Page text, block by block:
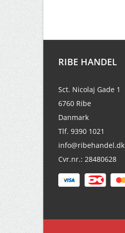
RIBE HANDEL
Sct. Nicolaj Gade 1
6760 Ribe
Danmark
Tlf. 9390 1021
info@ribehandel.dk
Cvr.nr.: 28480628